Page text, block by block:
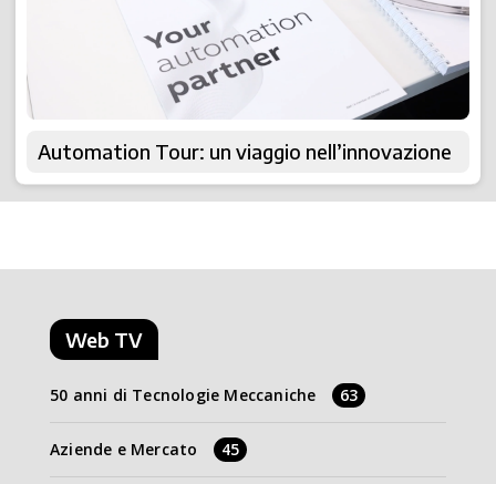
Automation Tour: un viaggio nell’innovazione
Web TV
50 anni di Tecnologie Meccaniche 63
Aziende e Mercato 45